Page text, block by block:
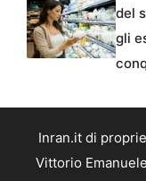
del
gli
Inran.it di
Vittorio